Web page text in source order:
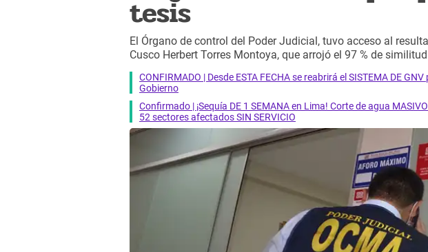
tesis
El Órgano de control del Poder Judicial, tuvo acceso al
Cusco Herbert Torres Montoya, que arrojó el 97 % de
CONFIRMADO | Desde ESTA FECHA se reabrirá el SISTEMA DE
Gobierno
Confirmado | ¡Sequía DE 1 SEMANA en Lima! Corte de agua
52 sectores afectados SIN SERVICIO